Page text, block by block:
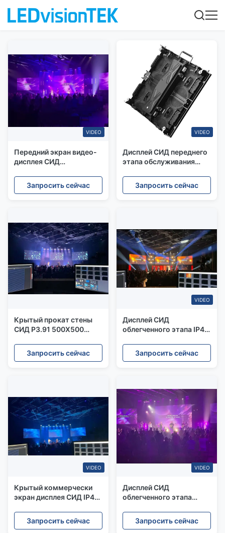
VIDEO
Передний экран видео-
дисплея СИД
панелью 50x50cm
Запросить сейчас
VIDEO
Дисплей СИД переднего
этапа обслуживания
панелью 50x50cm
Запросить сейчас
Крытый прокат стены
СИД P3.91 500X500
освещения этапа
Запросить сейчас
VIDEO
Дисплей СИД
облегченного этапа IP40
Nationstar
Запросить сейчас
VIDEO
Крытый коммерчески
экран дисплея СИД IP40
Запросить сейчас
VIDEO
Дисплей СИД
облегченного этапа
3840Hz обновленный
тариф
Запросить сейчас